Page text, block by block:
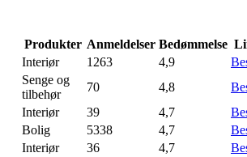
Produkter Anmeldelser Bedømmelse
Interiør 1263 4,9
Senge og
tilbehør
70 4,8
Interiør 39 4,7
Bolig 5338 4,7
Interiør 36 4,7